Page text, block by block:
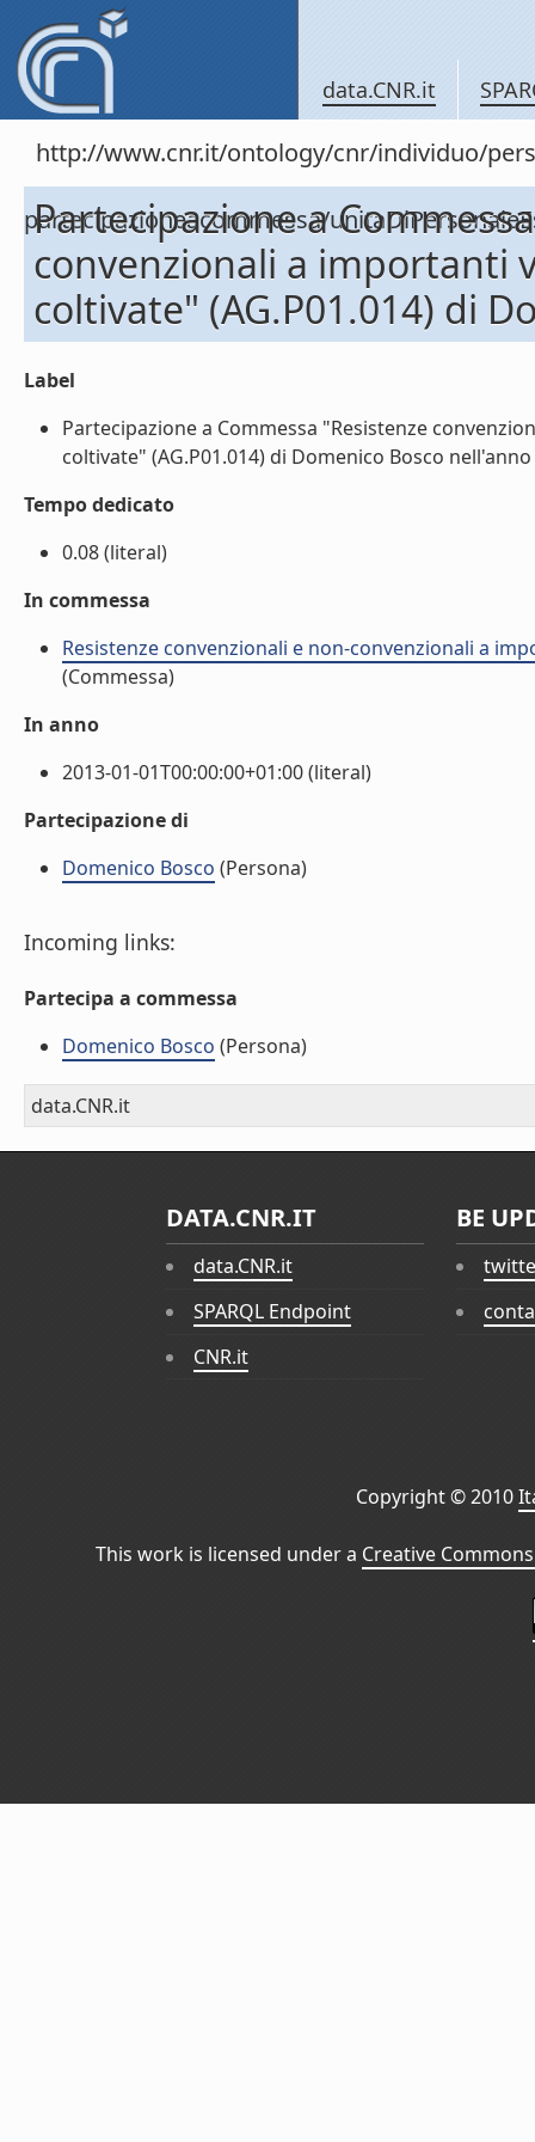
data.CNR.it
http://www.cnr.it/ontology/cnr/individuo/
partecipazioneacommessa/
Partecipazione a
convenzionali a importanti
coltivate" (AG.P01.014) di
Label
Partecipazione a Commessa "Resistenze
coltivate" (AG.P01.014) di Domenico Bosco
Tempo dedicato
0.08 (literal)
In commessa
Resistenze convenzionali e non-convenzionali a
(Commessa)
In anno
2013-01-01T00:00:00+01:00 (literal)
Partecipazione di
Domenico Bosco (Persona)
Incoming links:
Partecipa a commessa
Domenico Bosco (Persona)
data.CNR.it
DATA.CNR.IT
data.CNR.it
SPARQL Endpoint
CNR.it
BE
Copyright © 2010
This work is licensed under a Creative